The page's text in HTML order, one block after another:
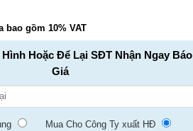
bao gồm 10% VAT
Hoặc Để Lại SĐT Nhận Ngay Báo
Giá
Mua Cho Công Ty xuất HĐ